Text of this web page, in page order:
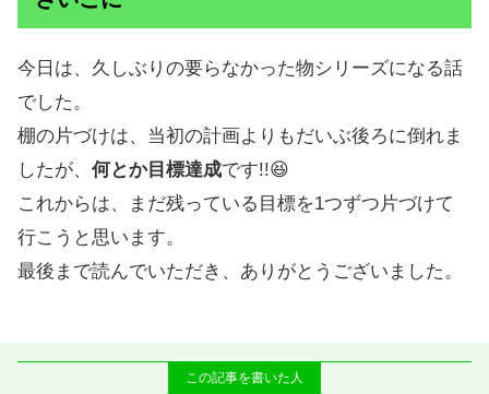
今日は、久しぶりの要らなかった物シリーズになる話
でした。
棚の片づけは、当初の計画よりもだいぶ後ろに倒れま
したが、 何とか目標達成です!!😆
これからは、まだ残っている目標を1つずつ片づけて
行こうと思います。
最後まで読んでいただき、ありがとうございました。